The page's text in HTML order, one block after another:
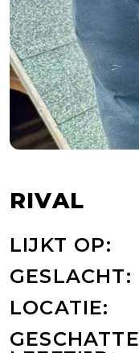
RIVAL
LIJKT OP:
GESLACHT:
LOCATIE:
GESCHATTE